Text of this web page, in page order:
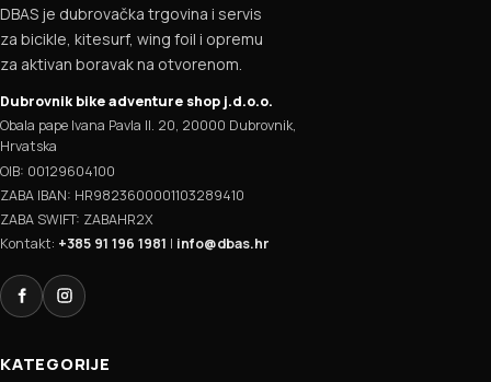
DBAS je dubrovačka trgovina i servis
za bicikle, kitesurf, wing foil i opremu
za aktivan boravak na otvorenom.
Dubrovnik bike adventure shop j.d.o.o.
Obala pape Ivana Pavla II. 20, 20000 Dubrovnik,
Hrvatska
OIB: 00129604100
ZABA IBAN: HR9823600001103289410
ZABA SWIFT: ZABAHR2X
Kontakt: +385 91 196 1981 | info@dbas.hr
FacebookInstagram
KATEGORIJE